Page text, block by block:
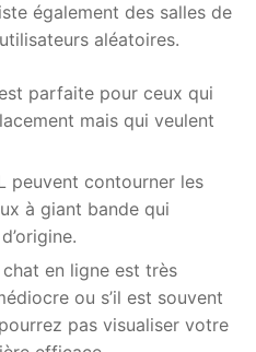
également des salles de
aléatoires.
parfaite pour ceux qui
mais qui veulent
peuvent contourner les
à giant bande qui
chat en ligne est très
ou s’il est souvent
pas visualiser votre